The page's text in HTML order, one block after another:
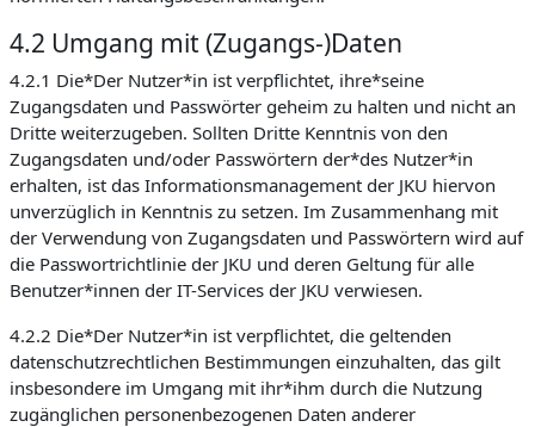
4.2 Umgang mit (Zugangs-)Daten
4.2.1 Die*Der Nutzer*in ist verpflichtet, ihre*seine
Zugangsdaten und Passwörter geheim zu halten und nicht an
Dritte weiterzugeben. Sollten Dritte Kenntnis von den
Zugangsdaten und/oder Passwörtern der*des Nutzer*in
erhalten, ist das Informationsmanagement der JKU hiervon
unverzüglich in Kenntnis zu setzen. Im Zusammenhang mit
der Verwendung von Zugangsdaten und Passwörtern wird auf
die Passwortrichtlinie der JKU und deren Geltung für alle
Benutzer*innen der IT-Services der JKU verwiesen.
4.2.2 Die*Der Nutzer*in ist verpflichtet, die geltenden
datenschutzrechtlichen Bestimmungen einzuhalten, das gilt
insbesondere im Umgang mit ihr*ihm durch die Nutzung
zugänglichen personenbezogenen Daten anderer